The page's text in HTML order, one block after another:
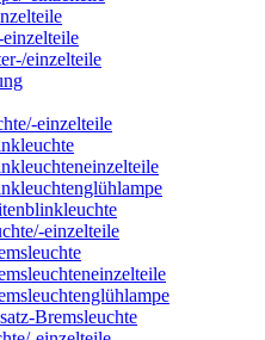
einzelteile
einzelteile
einzelteile
Bremsleuchte